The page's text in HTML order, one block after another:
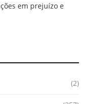
em prejuízo e
(2)